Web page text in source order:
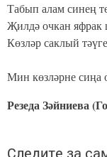
Табып алам синең
Җилдә очкан яфрак
Көзләр саклый
Мин көзләрне сиңа
Резеда Зәйниева
Следите за